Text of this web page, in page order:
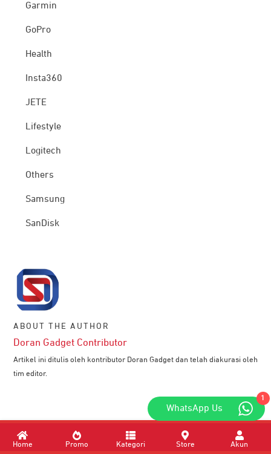
Garmin
GoPro
Health
Insta360
JETE
Lifestyle
Logitech
Others
Samsung
SanDisk
ABOUT THE AUTHOR
Doran Gadget Contributor
Artikel ini ditulis oleh kontributor Doran Gadget dan telah diakurasi oleh
tim editor.
1
WhatsApp Us
Home Promo Kategori Store Akun